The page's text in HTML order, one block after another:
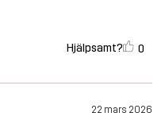
Hjälpsamt? 0
22 mars 2026